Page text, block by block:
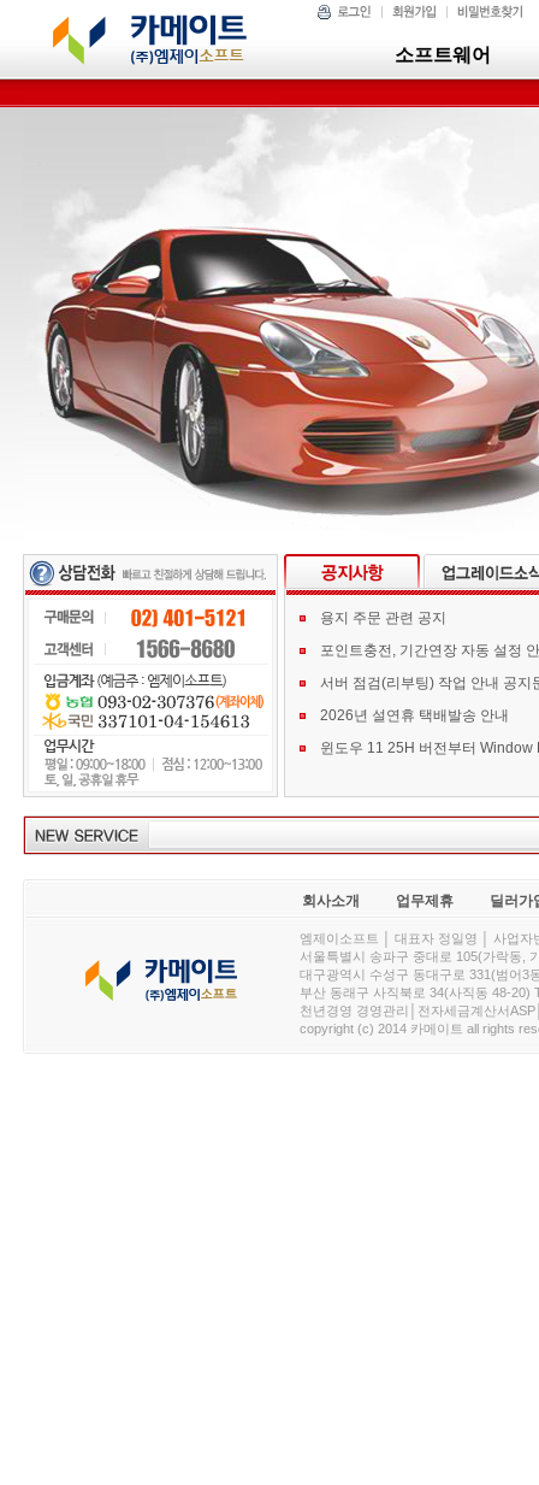
소프트웨어
용지 주문 관련 공지
포인트충전, 기간연장 자동 설정
서버 점검(리부팅) 작업 안내 공지
2026년 설연휴 택배발송 안내
회사소개 업무제휴 딜러가
엠제이소프트 │ 대표자 정일영 │ 사업
서울특별시 송파구 중대로 105(가락동,
대구광역시 수성구 동대구로 331(범어3
부산 동래구 사직북로 34(사직동 48-20)
천년경영 경영관리│전자세금계산서
copyright (c) 2014 카메이트 all rights